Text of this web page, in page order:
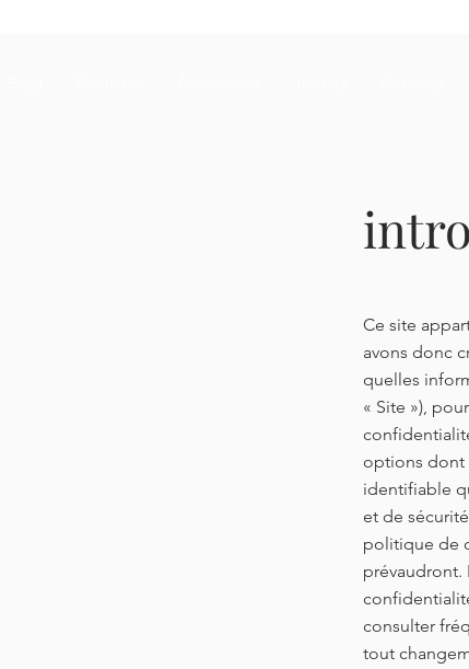
Ce site
avons donc
quelles
« Site »),
options dont
identifiable
et de
politique de
consulter
tout